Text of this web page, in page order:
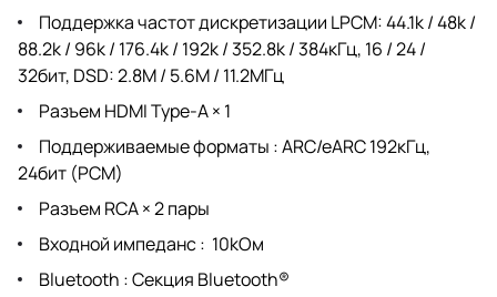
Поддержка частот дискретизации LPCM: 44.1k / 48k /
88.2k / 96k / 176.4k / 192k / 352.8k / 384кГц, 16 / 24 /
32бит, DSD: 2.8M / 5.6M / 11.2MГц
Разъем HDMI Type-A × 1
Поддерживаемые форматы : ARC/eARC 192кГц,
24бит (PCM)
Разъем RCA × 2 пары
Входной импеданс : 10kОм
Bluetooth : Секция Bluetooth®